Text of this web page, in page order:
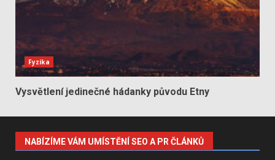
Fyzika
Vysvětlení jedinečné hádanky původu Etny
NABÍZÍME VÁM UMÍSTĚNÍ SEO A PR ČLÁNKŮ